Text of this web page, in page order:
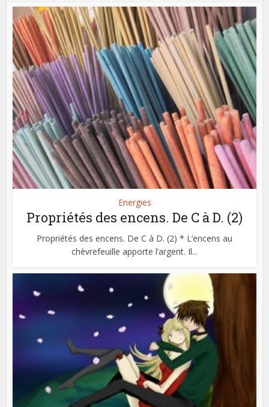
Energies
Propriétés des encens. De C à D. (2)
Propriétés des encens. De C à D. (2) * L’encens au
chèvrefeuille apporte l’argent. Il...